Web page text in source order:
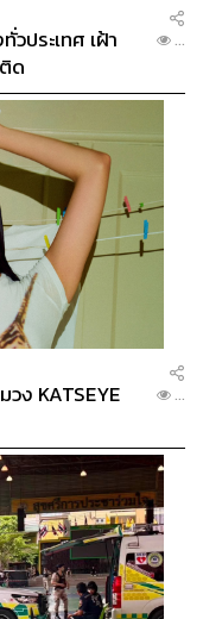
ประเทศ เฝ้า
ด
...
ง KATSEYE
...